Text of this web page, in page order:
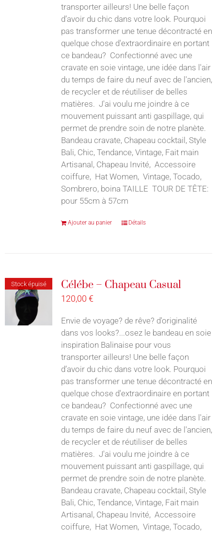
transporter ailleurs! Une belle façon
d’avoir du chic dans votre look. Pourquoi
pas transformer une tenue décontracté en
quelque chose d'extraordinaire en portant
ce bandeau? Confectionné avec une
cravate en soie vintage, une idée dans l'air
du temps de faire du neuf avec de l'ancien,
de recycler et de réutiliser de belles
matières. J'ai voulu me joindre à ce
mouvement puissant anti gaspillage, qui
permet de prendre soin de notre planète.
Bandeau cravate, Chapeau cocktail, Style
Bali, Chic, Tendance, Vintage, Fait main
Artisanal, Chapeau Invité, Accessoire
coiffure, Hat Women, Vintage, Tocado,
Sombrero, boina TAILLE TOUR DE TÊTE:
pour 55cm à 57cm
Ajouter au panier Détails
Stock épuisé Célébe – Chapeau Casual
120,00 €
Envie de voyage? de rêve? d'originalité
dans vos looks?...osez le bandeau en soie
inspiration Balinaise pour vous
transporter ailleurs! Une belle façon
d’avoir du chic dans votre look. Pourquoi
pas transformer une tenue décontracté en
quelque chose d'extraordinaire en portant
ce bandeau? Confectionné avec une
cravate en soie vintage, une idée dans l'air
du temps de faire du neuf avec de l'ancien,
de recycler et de réutiliser de belles
matières. J'ai voulu me joindre à ce
mouvement puissant anti gaspillage, qui
permet de prendre soin de notre planète.
Bandeau cravate, Chapeau cocktail, Style
Bali, Chic, Tendance, Vintage, Fait main
Artisanal, Chapeau Invité, Accessoire
coiffure, Hat Women, Vintage, Tocado,